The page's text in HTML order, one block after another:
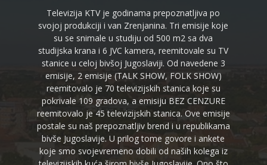
Televizija KTV je godinama prepoznatljiva po
svojoj produkciji i van Zrenjanina. Tri emisije koje
su se snimale u studiju od 500 m2 sa dva
studijska krana i 6 JVC kamera, reemitovale su TV
stanice u celoj bivšoj Jugoslaviji. Od navedene 3
emisije, 2 emisije (TALK SHOW, FOLK SHOW)
reemitovalo je 70 televizijskih stanica koje su
pokrivale 109 gradova, a emisiju BEZ CENZURE
reemitovalo je 45 televizijskih stanica. Ove emisije
postale su naš prepoznatljiv brend i u republikama
bivše Jugoslavije. U prilog tome govore i ankete
koje smo svojevremeno dobili od naših kolega iz